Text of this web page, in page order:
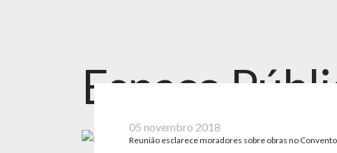
Espaço
05 novembro 2018
Reunião esclarece moradores sobre obras no